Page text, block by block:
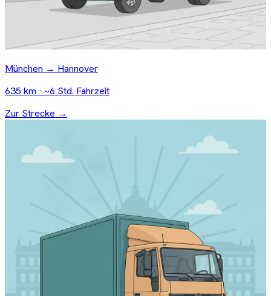
München → Hannover
635 km · ~6 Std. Fahrzeit
Zur Strecke →